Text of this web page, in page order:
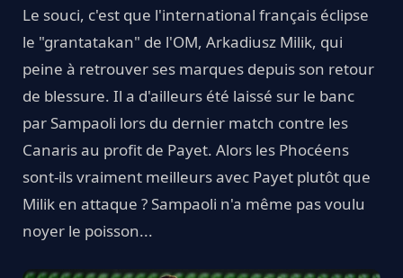
Le souci, c'est que l'international français éclipse
le "grantatakan" de l'OM, Arkadiusz Milik, qui
peine à retrouver ses marques depuis son retour
de blessure. Il a d'ailleurs été laissé sur le banc
par Sampaoli lors du dernier match contre les
Canaris au profit de Payet. Alors les Phocéens
sont-ils vraiment meilleurs avec Payet plutôt que
Milik en attaque ? Sampaoli n'a même pas voulu
noyer le poisson...